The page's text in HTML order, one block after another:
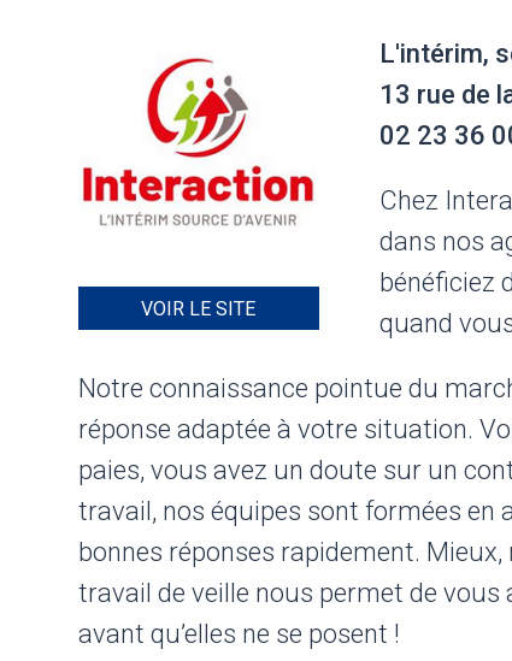
VOIR LE SITE
L'intérim,
13 rue de
02 23 36
Chez
dans nos
bénéficiez
quand
Notre connaissance pointue du
réponse adaptée à votre situation.
paies, vous avez un doute sur un
travail, nos équipes sont formées
bonnes réponses rapidement.
travail de veille nous permet de
avant qu’elles ne se posent !